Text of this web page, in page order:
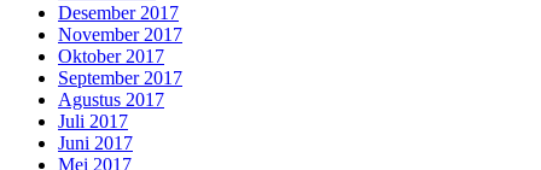
Desember 2017
November 2017
Oktober 2017
September 2017
Agustus 2017
Juli 2017
Juni 2017
Mei 2017